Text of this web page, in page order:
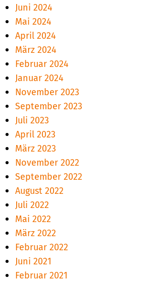
Juni 2024
Mai 2024
April 2024
März 2024
Februar 2024
Januar 2024
November 2023
September 2023
Juli 2023
April 2023
März 2023
November 2022
September 2022
August 2022
Juli 2022
Mai 2022
März 2022
Februar 2022
Juni 2021
Februar 2021